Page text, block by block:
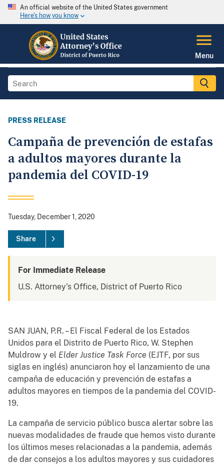
An official website of the United States government
Here's how you know
Menu
PRESS RELEASE
Campaña de prevención de estafas
a adultos mayores durante la
pandemia del COVID-19
Tuesday, December 1, 2020
Share
For Immediate Release
U.S. Attorney's Office, District of Puerto Rico
SAN JUAN, P.R. – El Fiscal Federal de los Estados
Unidos para el Distrito de Puerto Rico, W. Stephen
Muldrow y el Elder Justice Task Force (EJTF, por sus
siglas en inglés) anunciaron hoy el lanzamiento de una
campaña de educación y prevención de estafas a
adultos mayores en tiempos de la pandemia del COVID-
19.
La campaña de servicio público busca alertar sobre las
nuevas modalidades de fraude que hemos visto durante
los últimos meses relacionadas a la pandemia, además
de dar consejos a los adultos mayores y sus cuidadores